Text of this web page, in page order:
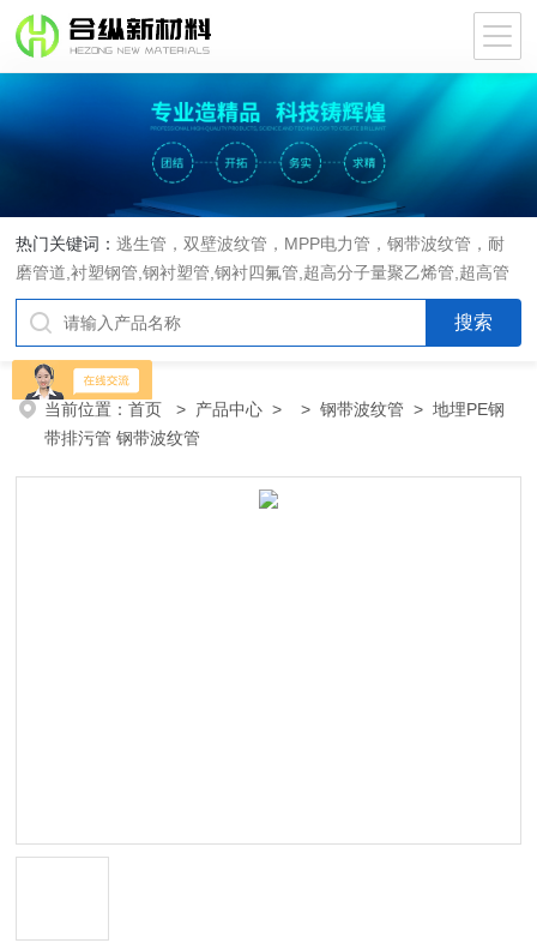
热门关键词：逃生管，双壁波纹管，MPP电力管，钢带波纹管，耐
磨管道,衬塑钢管,钢衬塑管,钢衬四氟管,超高分子量聚乙烯管,超高管
当前位置：首页 > 产品中心 > >钢带波纹管 > 地埋PE钢
带排污管 钢带波纹管